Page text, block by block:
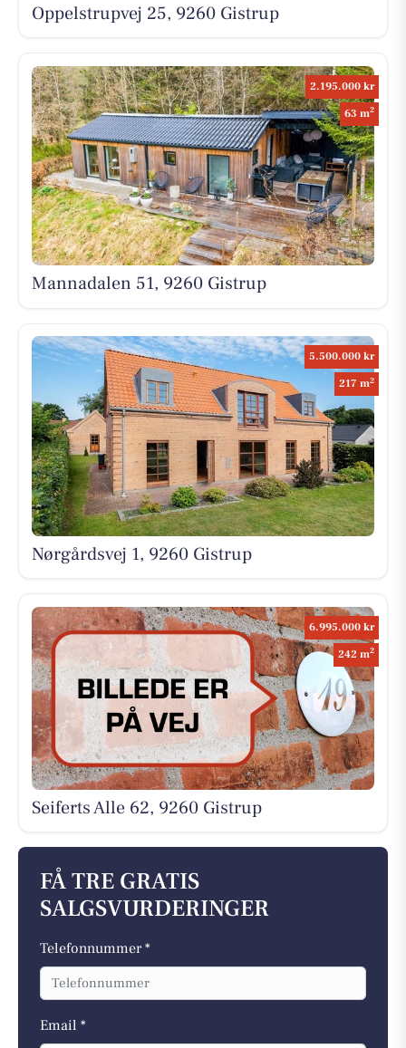
Oppelstrupvej 25, 9260 Gistrup
2.195.000 kr
63 m2
Mannadalen 51, 9260 Gistrup
5.500.000 kr
217 m2
Nørgårdsvej 1, 9260 Gistrup
6.995.000 kr
242 m2
Seiferts Alle 62, 9260 Gistrup
FÅ TRE GRATIS
SALGSVURDERINGER
Telefonnummer *
Email *